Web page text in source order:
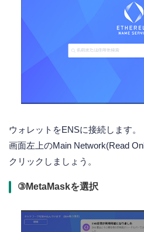
ウォレットをENSに接続します。
画面左上のMain Network(Read
クリックしましょう。
③MetaMaskを選択